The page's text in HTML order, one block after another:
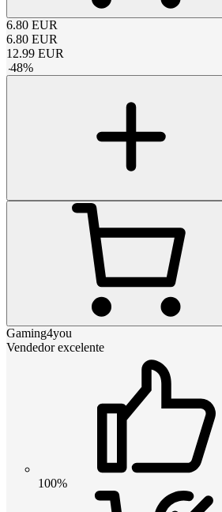
6.80 EUR
6.80 EUR
12.99 EUR
-48%
Gaming4you
Vendedor excelente
100%